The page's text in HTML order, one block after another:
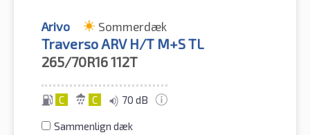
Arivo Sommerdæk
Traverso ARV H/T M+S TL
265/70R16112T
C C 70 dB
Sammenlign dæk